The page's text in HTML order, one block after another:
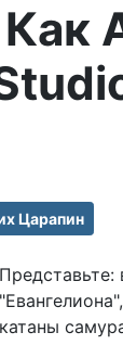
Царапин
катаны